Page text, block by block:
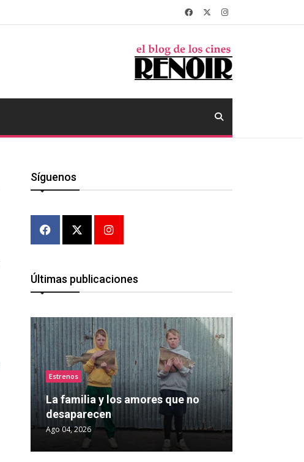
Síguenos
Últimas publicaciones
Estrenos
La familia y los amores que no
desaparecen
Ago 04, 2026